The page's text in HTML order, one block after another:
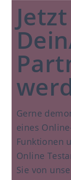
Jetzt
Gerne
eines
Funktionen
Online
Sie von